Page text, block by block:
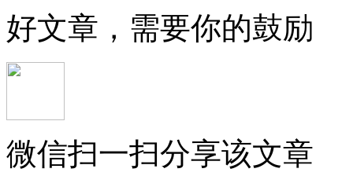
好文章，需要你的鼓励
微信扫一扫分享该文章